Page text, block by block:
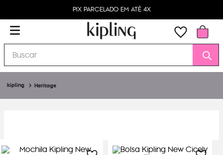
PIX PARCELADO EM ATÉ 4X
Buscar
Heritage